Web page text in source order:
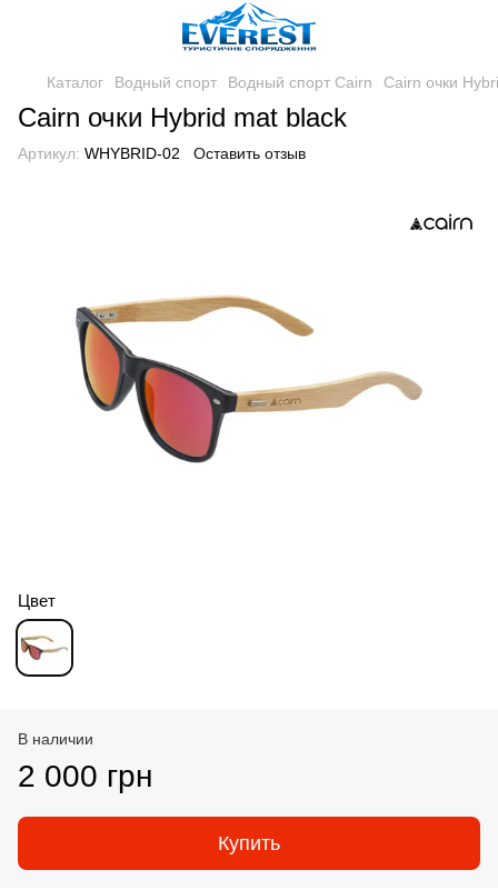
Каталог Водный спорт Водный спорт Cairn Cairn очки
Cairn очки Hybrid mat black
Артикул: WHYBRID-02 Оставить отзыв
Цвет
В наличии
2 000 грн
Купить